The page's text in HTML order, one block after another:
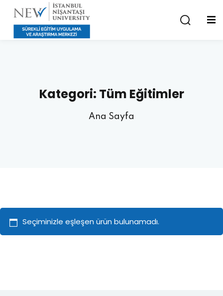
Kategori: Tüm Eğitimler
Ana Sayfa
Seçiminizle eşleşen ürün bulunamadı.